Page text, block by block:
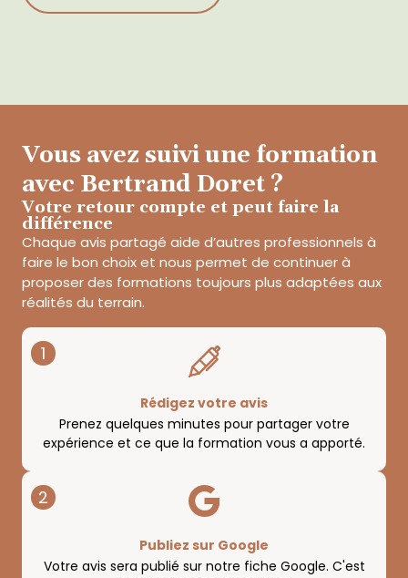
Vous avez suivi une formation
avec Bertrand Doret ?
Votre retour compte et peut faire la
différence
Chaque avis partagé aide d’autres professionnels à
faire le bon choix et nous permet de continuer à
proposer des formations toujours plus adaptées aux
réalités du terrain.
1
Rédigez votre avis
Prenez quelques minutes pour partager votre
expérience et ce que la formation vous a apporté.
2
Publiez sur Google
Votre avis sera publié sur notre fiche Google. C'est